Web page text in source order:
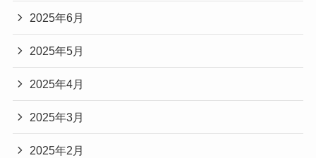
2025年6月
2025年5月
2025年4月
2025年3月
2025年2月